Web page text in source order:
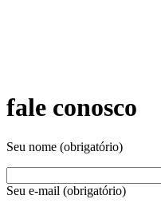
fale conosco
Seu nome (obrigatório)
Seu e-mail (obrigatório)